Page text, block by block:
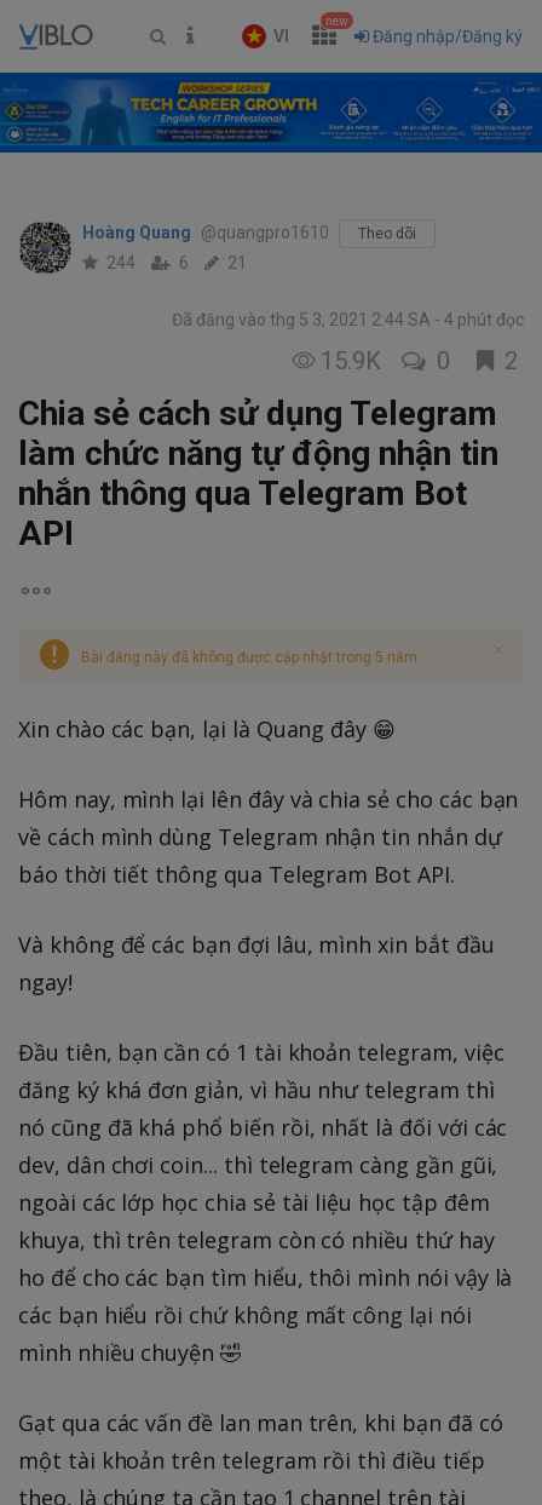
VI
new
Đăng nhập/Đăng ký
Hoàng Quang @quangpro1610 Theo dõi
244 6 21
Đã đăng vào thg 5 3, 2021 2:44 SA 4 phút đọc
15.9K 0 2
Chia sẻ cách sử dụng Telegram
làm chức năng tự động nhận tin
nhắn thông qua Telegram Bot
API
Bài đăng này đã không được cập nhật trong 5 năm
Xin chào các bạn, lại là Quang đây 😁
Hôm nay, mình lại lên đây và chia sẻ cho các bạn
về cách mình dùng Telegram nhận tin nhắn dự
báo thời tiết thông qua Telegram Bot API.
Và không để các bạn đợi lâu, mình xin bắt đầu
ngay!
Đầu tiên, bạn cần có 1 tài khoản telegram, việc
đăng ký khá đơn giản, vì hầu như telegram thì
nó cũng đã khá phổ biến rồi, nhất là đối với các
dev, dân chơi coin... thì telegram càng gần gũi,
ngoài các lớp học chia sẻ tài liệu học tập đêm
khuya, thì trên telegram còn có nhiều thứ hay
ho để cho các bạn tìm hiểu, thôi mình nói vậy là
các bạn hiểu rồi chứ không mất công lại nói
mình nhiều chuyện 🤣
Gạt qua các vấn đề lan man trên, khi bạn đã có
một tài khoản trên telegram rồi thì điều tiếp
theo, là chúng ta cần tạo 1 channel trên tài